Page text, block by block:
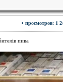
• просмотров: 1
пива